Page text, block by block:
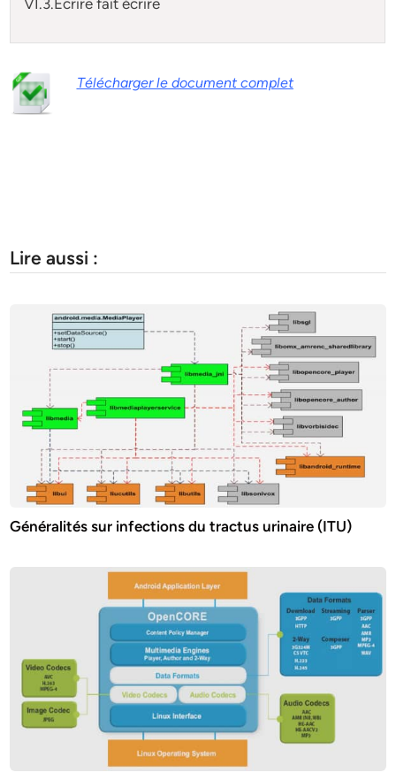
Télécharger le document complet
Lire aussi :
Généralités sur infections du tractus urinaire (ITU)